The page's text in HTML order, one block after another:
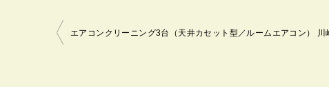
投
稿
ビ